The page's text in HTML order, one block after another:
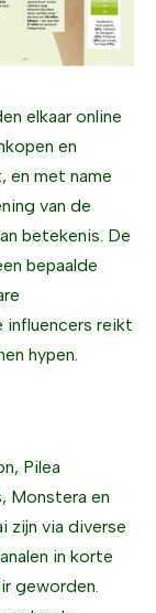
elkaar online
en
en met name
van de
betekenis. De
bepaalde
influencers reikt
hypen.
Pilea
Monstera en
zijn via diverse
in korte
geworden.